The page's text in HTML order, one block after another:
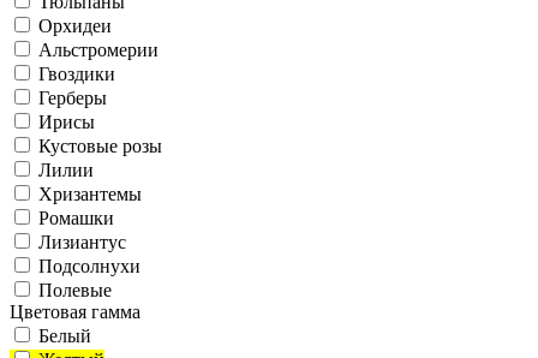
Орхидеи
Альстромерии
Гвоздики
Герберы
Ирисы
Кустовые розы
Лилии
Хризантемы
Ромашки
Лизиантус
Подсолнухи
Полевые
Цветовая гамма
Белый